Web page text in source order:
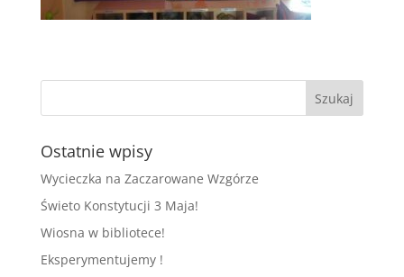
Ostatnie wpisy
Wycieczka na Zaczarowane Wzgórze
Świeto Konstytucji 3 Maja!
Wiosna w bibliotece!
Eksperymentujemy !